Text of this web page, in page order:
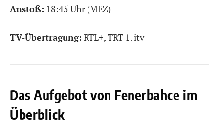
Anstoß: 18:45 Uhr (MEZ)
TV-Übertragung: RTL+, TRT 1, itv
Das Aufgebot von Fenerbahce im
Überblick